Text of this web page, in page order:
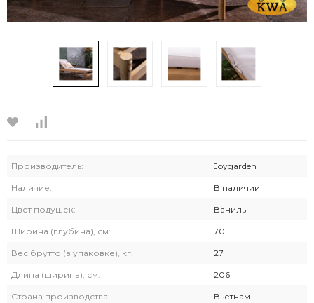
Производитель: Joygarden
Наличие: В наличии
Цвет подушек: Ваниль
Ширина (глубина), см: 70
Вес брутто (в упаковке), кг: 27
Длина (ширина), см: 206
Страна производства: Вьетнам